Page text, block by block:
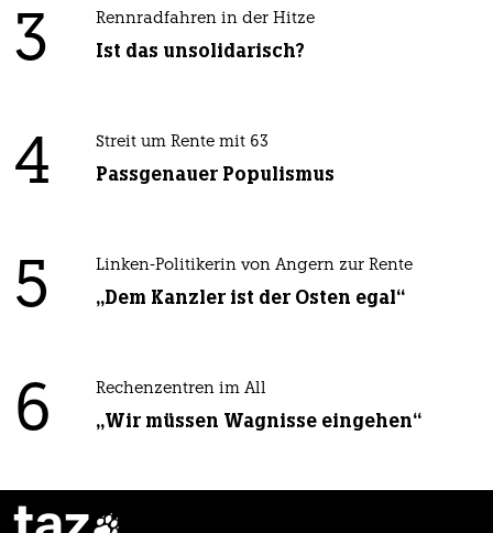
3 Rennradfahren in der Hitze
Ist das unsolidarisch?
4 Streit um Rente mit 63
Passgenauer Populismus
5 Linken-Politikerin von Angern zur Rente
„Dem Kanzler ist der Osten egal“
6 Rechenzentren im All
„Wir müssen Wagnisse eingehen“